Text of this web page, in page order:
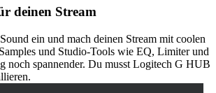
deinen Stream
ein und mach deinen Stream mit coolen
und Studio-Tools wie EQ, Limiter und
noch spannender. Du musst Logitech G HUB